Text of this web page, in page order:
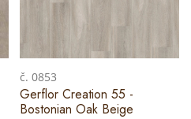
č. 0853
Gerflor Creation 55 -
Bostonian Oak Beige